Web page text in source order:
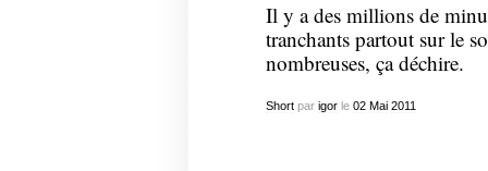
Il y a des millions de
tranchants partout sur le
nombreuses, ça déchire.
Shortpar igorle 02 Mai 2011